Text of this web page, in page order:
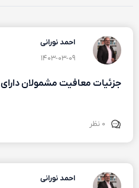
احمد نورانی
۱۴۰۳-۰۳-۰۹
جزئیات معافیت مشمولان دارای ۳ فرزند و بیشتر
۰ نظر
احمد نورانی